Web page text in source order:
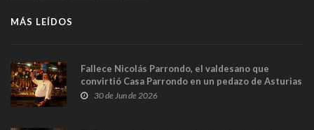
MÁS LEÍDOS
Fallece Nicolás Parrondo, el valdesano que
convirtió Casa Parrondo en un pedazo de Asturias
en Madrid
30 de Jun de 2026